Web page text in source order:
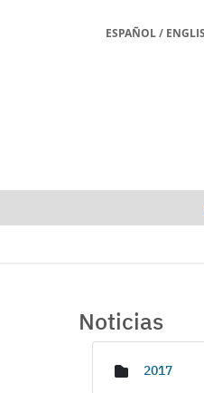
ESPAÑOL/
Noticias
2017